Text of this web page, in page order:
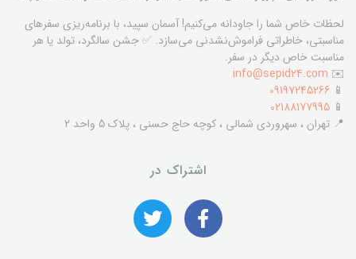
لحظات خاص شما را جاودانه می‌کنیم! آسمان سپید، با برنامه‌ریزی سفرهای
مناسبتی، خاطراتی فراموش‌نشدنی می‌سازد. ✅ جشن سالگرد، تولد یا هر
مناسبت خاص دیگر در سفر.
✉️
info@sepid24.com
📱
09197245266
📱
02188177995
📍 تهران ، سهروردی شمالی ، کوچه حاج حسنی ، پلاک 5 واحد 2
اشتراک در